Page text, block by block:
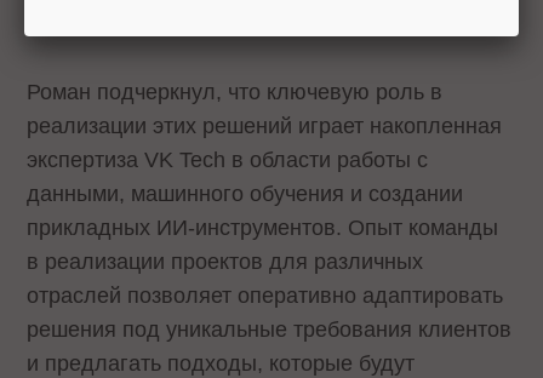
Роман подчеркнул, что ключевую роль в
реализации этих решений играет накопленная
экспертиза VK Tech в области работы с
данными, машинного обучения и создании
прикладных ИИ-инструментов. Опыт команды
в реализации проектов для различных
отраслей позволяет оперативно адаптировать
решения под уникальные требования клиентов
и предлагать подходы, которые будут